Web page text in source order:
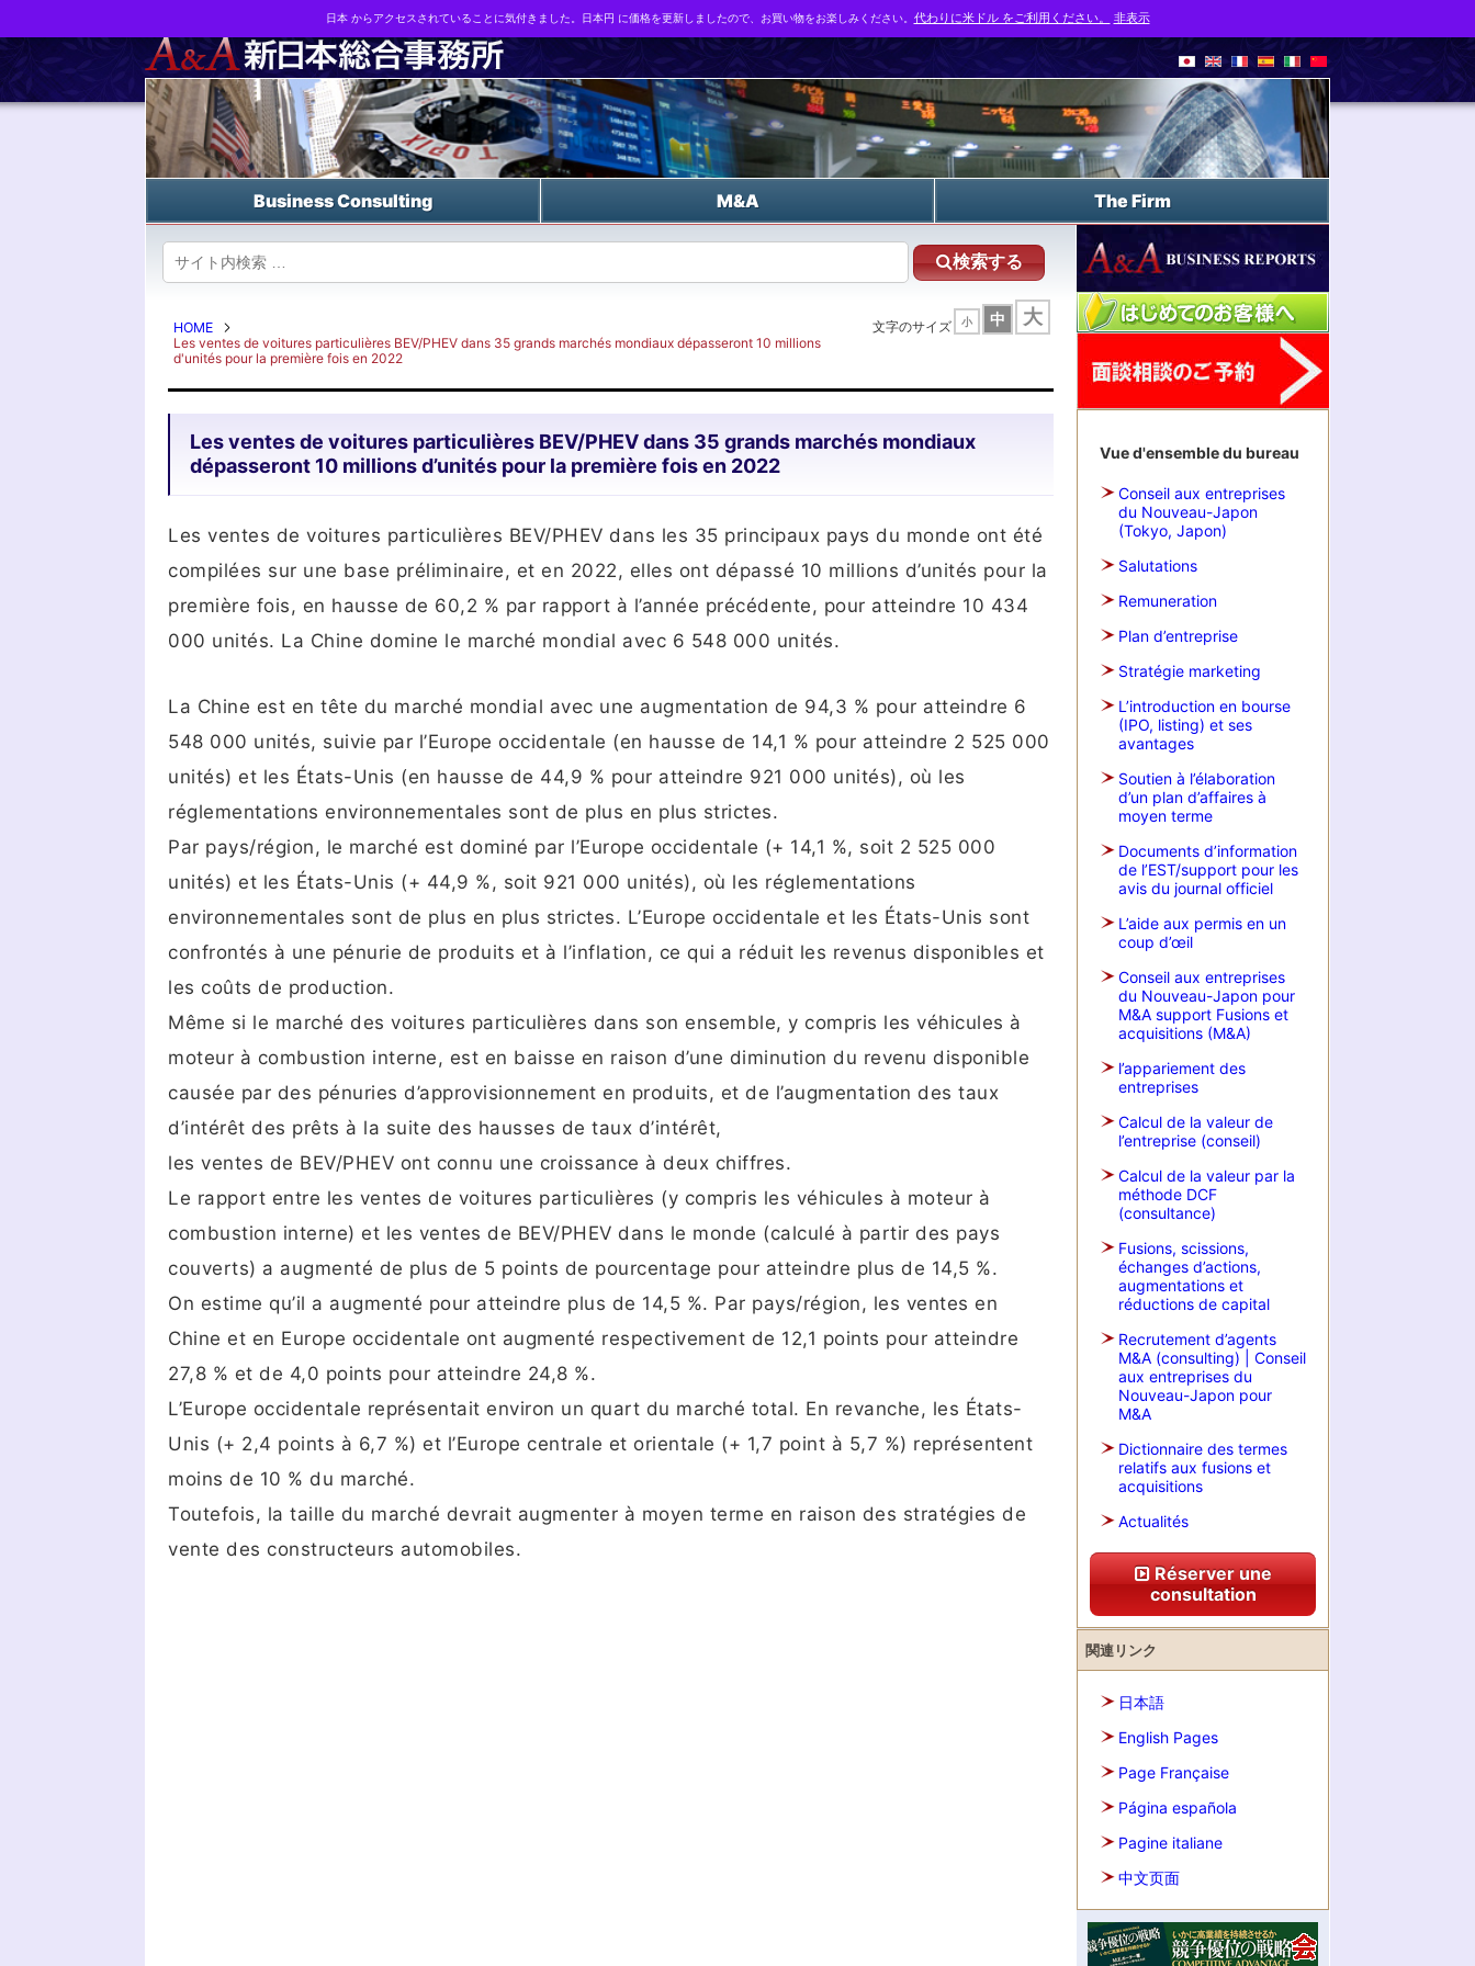
Business strategy reports, business matching and M&A in Japan
Business Consulting M&A The Firm
検索する
HOME
Les ventes de voitures particulières BEV/PHEV dans 35 grands marchés mondiaux dépasseront 10 millions
d'unités pour la première fois en 2022
文字のサイズ 小 中 大
Les ventes de voitures particulières BEV/PHEV dans 35 grands marchés mondiaux
dépasseront 10 millions d’unités pour la première fois en 2022
Les ventes de voitures particulières BEV/PHEV dans les 35 principaux pays du monde ont été
compilées sur une base préliminaire, et en 2022, elles ont dépassé 10 millions d’unités pour la
première fois, en hausse de 60,2 % par rapport à l’année précédente, pour atteindre 10 434
000 unités. La Chine domine le marché mondial avec 6 548 000 unités.
La Chine est en tête du marché mondial avec une augmentation de 94,3 % pour atteindre 6
548 000 unités, suivie par l’Europe occidentale (en hausse de 14,1 % pour atteindre 2 525 000
unités) et les États-Unis (en hausse de 44,9 % pour atteindre 921 000 unités), où les
réglementations environnementales sont de plus en plus strictes.
Par pays/région, le marché est dominé par l’Europe occidentale (+ 14,1 %, soit 2 525 000
unités) et les États-Unis (+ 44,9 %, soit 921 000 unités), où les réglementations
environnementales sont de plus en plus strictes. L’Europe occidentale et les États-Unis sont
confrontés à une pénurie de produits et à l’inflation, ce qui a réduit les revenus disponibles et
les coûts de production.
Même si le marché des voitures particulières dans son ensemble, y compris les véhicules à
moteur à combustion interne, est en baisse en raison d’une diminution du revenu disponible
causée par des pénuries d’approvisionnement en produits, et de l’augmentation des taux
d’intérêt des prêts à la suite des hausses de taux d’intérêt,
les ventes de BEV/PHEV ont connu une croissance à deux chiffres.
Le rapport entre les ventes de voitures particulières (y compris les véhicules à moteur à
combustion interne) et les ventes de BEV/PHEV dans le monde (calculé à partir des pays
couverts) a augmenté de plus de 5 points de pourcentage pour atteindre plus de 14,5 %.
On estime qu’il a augmenté pour atteindre plus de 14,5 %. Par pays/région, les ventes en
Chine et en Europe occidentale ont augmenté respectivement de 12,1 points pour atteindre
27,8 % et de 4,0 points pour atteindre 24,8 %.
L’Europe occidentale représentait environ un quart du marché total. En revanche, les États-
Unis (+ 2,4 points à 6,7 %) et l’Europe centrale et orientale (+ 1,7 point à 5,7 %) représentent
moins de 10 % du marché.
Toutefois, la taille du marché devrait augmenter à moyen terme en raison des stratégies de
vente des constructeurs automobiles.
Vue d'ensemble du bureau
Conseil aux entreprises
du Nouveau-Japon
(Tokyo, Japon)
Salutations
Remuneration
Plan d’entreprise
Stratégie marketing
L’introduction en bourse
(IPO, listing) et ses
avantages
Soutien à l’élaboration
d’un plan d’affaires à
moyen terme
Documents d’information
de l’EST/support pour les
avis du journal officiel
L’aide aux permis en un
coup d’œil
Conseil aux entreprises
du Nouveau-Japon pour
M&A support Fusions et
acquisitions (M&A)
l’appariement des
entreprises
Calcul de la valeur de
l’entreprise (conseil)
Calcul de la valeur par la
méthode DCF
(consultance)
Fusions, scissions,
échanges d’actions,
augmentations et
réductions de capital
Recrutement d’agents
M&A (consulting) | Conseil
aux entreprises du
Nouveau-Japon pour
M&A
Dictionnaire des termes
relatifs aux fusions et
acquisitions
Actualités
Réserver une
consultation
関連リンク
日本語
English Pages
Page Française
Página española
Pagine italiane
中文页面
日本 からアクセスされていることに気付きました。日本円 に価格を更新しましたので、お買い物をお楽しみください。 代わりに米ドル をご利用ください。 非表示